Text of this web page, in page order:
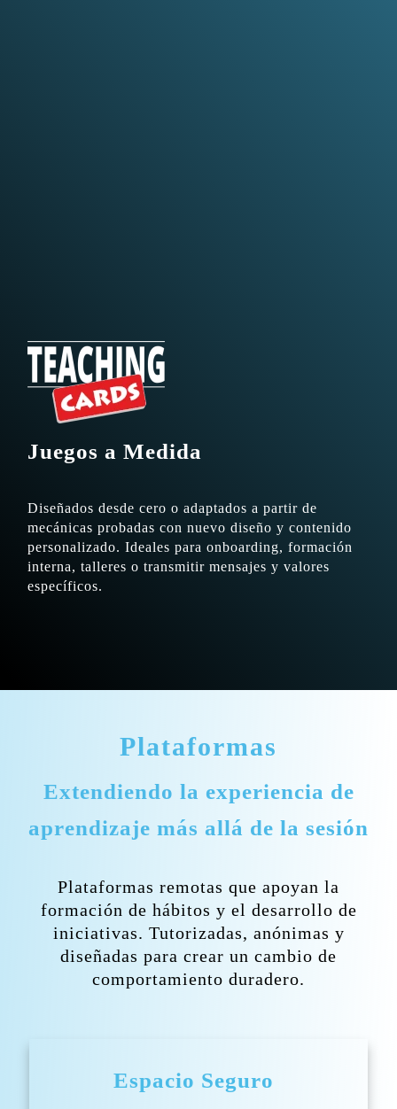
Juegos a Medida
Diseñados desde cero o adaptados a partir de
mecánicas probadas con nuevo diseño y contenido
personalizado. Ideales para onboarding, formación
interna, talleres o transmitir mensajes y valores
específicos.
Plataformas
Extendiendo la experiencia de
aprendizaje más allá de la sesión
Plataformas remotas que apoyan la
formación de hábitos y el desarrollo de
iniciativas. Tutorizadas, anónimas y
diseñadas para crear un cambio de
comportamiento duradero.
Espacio Seguro